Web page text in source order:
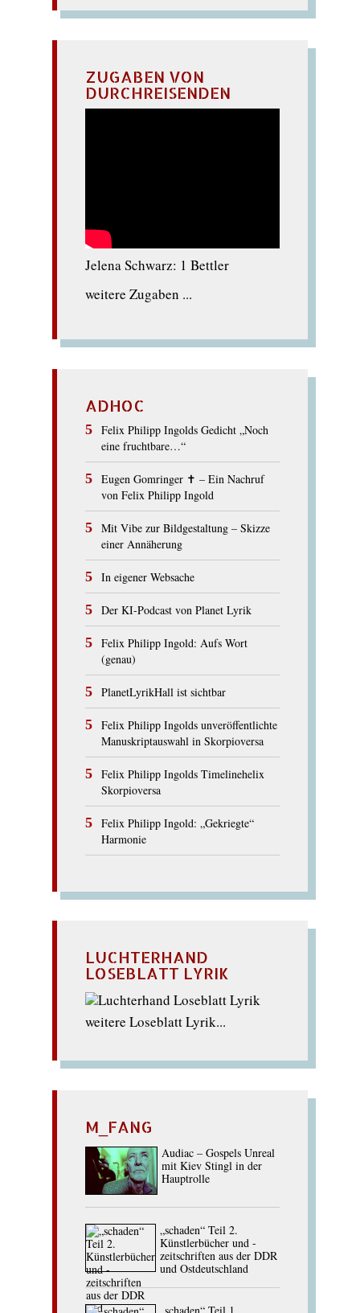
ZUGABEN VON
DURCHREISENDEN
Jelena Schwarz: 1 Bettler
weitere Zugaben ...
ADHOC
Felix Philipp Ingolds Gedicht „Noch
eine fruchtbare…“
Eugen Gomringer ✝︎ – Ein Nachruf
von Felix Philipp Ingold
Mit Vibe zur Bildgestaltung – Skizze
einer Annäherung
In eigener Websache
Der KI-Podcast von Planet Lyrik
Felix Philipp Ingold: Aufs Wort
(genau)
PlanetLyrikHall ist sichtbar
Felix Philipp Ingolds unveröffentlichte
Manuskriptauswahl in Skorpioversa
Felix Philipp Ingolds Timelinehelix
Skorpioversa
Felix Philipp Ingold: „Gekriegte“
Harmonie
LUCHTERHAND
LOSEBLATT LYRIK
weitere Loseblatt Lyrik...
M_FANG
Audiac – Gospels Unreal
mit Kiev Stingl in der
Hauptrolle
„schaden“ Teil 2.
Künstlerbücher und -
zeitschriften aus der DDR
und Ostdeutschland